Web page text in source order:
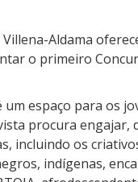
Aldama
o primeiro
espaço para os
procura engajar,
incluindo os
indígenas,